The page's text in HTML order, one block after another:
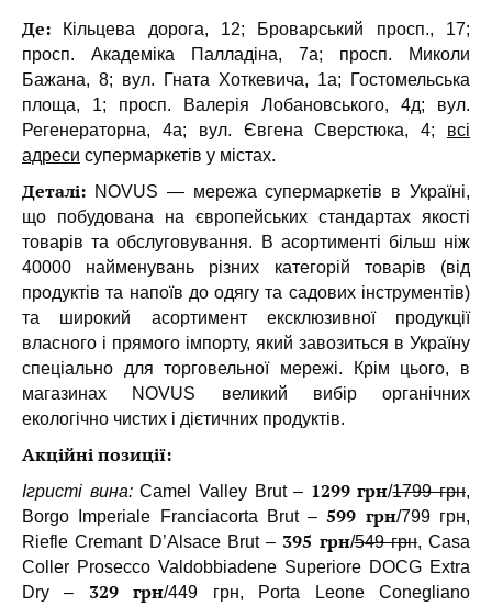
Де: Кільцева дорога, 12; Броварський просп., 17;
просп. Академіка Палладіна, 7а; просп. Миколи
Бажана, 8; вул. Гната Хоткевича, 1а; Гостомельська
площа, 1; просп. Валерія Лобановського, 4д; вул.
Регенераторна, 4а; вул. Євгена Сверстюка, 4; всі
адреси супермаркетів у містах.
Деталі: NOVUS — мережа супермаркетів в Україні,
що побудована на європейських стандартах якості
товарів та обслуговування. В асортименті більш ніж
40000 найменувань різних категорій товарів (від
продуктів та напоїв до одягу та садових інструментів)
та широкий асортимент ексклюзивної продукції
власного і прямого імпорту, який завозиться в Україну
спеціально для торговельної мережі. Крім цього, в
магазинах NOVUS великий вибір органічних
екологічно чистих і дієтичних продуктів.
Акційні позиції:
Ігристі вина:Camel Valley Brut – 1299 грн/1799 грн,
Borgo Imperiale Franciacorta Brut –599 грн/799 грн,
Riefle Cremant D’Alsace Brut – 395 грн/549 грн, Casa
Coller Prosecco Valdobbiadene Superiore DOCG Extra
Dry – 329 грн/449 грн, Porta Leone Conegliano